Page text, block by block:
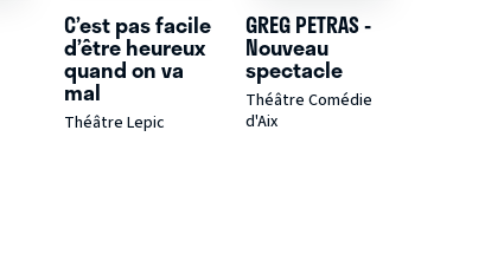
C’est pas facile
d’être heureux
quand on va
mal
Théâtre Lepic
GREG PETRAS -
Nouveau
spectacle
Théâtre Comédie
d'Aix